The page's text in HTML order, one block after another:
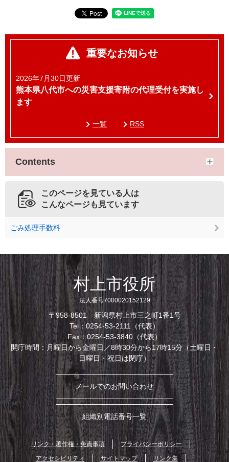
重要なお知らせ
2026年7月30日更新
熊本県八代市への災害支援寄附の代理受付を実施し
ます
一覧 RSS
Contents
このページを見ている人は
こんなページも見ています
ごみ処理手数料
村上市役所
法人番号7000020152129
〒958-8501 新潟県村上市三之町1番1号
Tel：0254-53-2111（代表）
Fax：0254-53-3840（代表）
開庁時間：月曜日から金曜日／8時30分から17時15分（土曜日・
日曜日・祝日は閉庁）
メールでのお問い合わせ
組織別電話番号一覧
リンク・著作権・免責事項
プライバシーポリシー
アクセシビリティ
サイトマップ リンク集